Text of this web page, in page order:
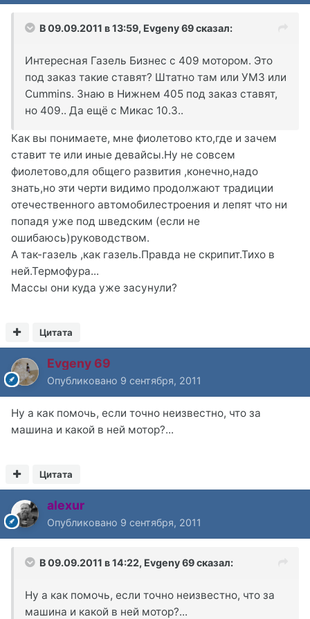
В 09.09.2011 в 13:59, Evgeny 69 сказал:
Интересная Газель Бизнес с 409 мотором. Это
под заказ такие ставят? Штатно там или УМЗ или
Cummins. Знаю в Нижнем 405 под заказ ставят,
но 409.. Да ещё с Микас 10.3..
Как вы понимаете, мне фиолетово кто,где и зачем
ставит те или иные девайсы.Ну не совсем
фиолетово,для общего развития ,конечно,надо
знать,но эти черти видимо продолжают традиции
отечественного автомобилестроения и лепят что ни
попадя уже под шведским (если не
ошибаюсь)руководством.
А так-газель ,как газель.Правда не скрипит.Тихо в
ней.Термофура...
Массы они куда уже засунули?
Цитата
Evgeny 69
Опубликовано 9 сентября, 2011
Ну а как помочь, если точно неизвестно, что за
машина и какой в ней мотор?...
Цитата
alexur
Опубликовано 9 сентября, 2011
В 09.09.2011 в 14:22, Evgeny 69 сказал:
Ну а как помочь, если точно неизвестно, что за
машина и какой в ней мотор?...